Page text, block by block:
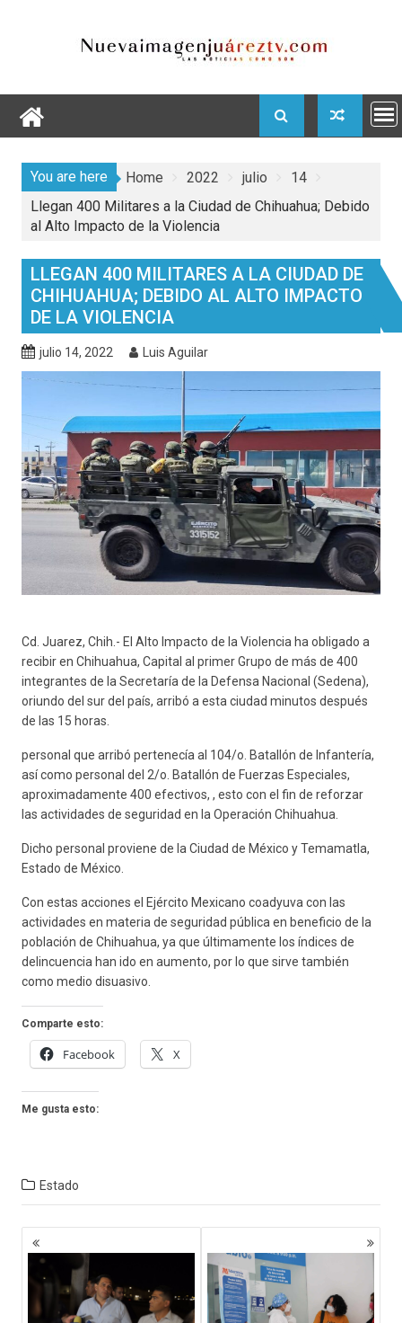
You are here Home 2022 julio
14
Llegan 400 Militares a la Ciudad de Chihuahua; Debido
al Alto Impacto de la Violencia
LLEGAN 400 MILITARES A LA CIUDAD DE
CHIHUAHUA; DEBIDO AL ALTO IMPACTO
DE LA VIOLENCIA
julio 14, 2022 Luis Aguilar
Cd. Juarez, Chih.- El Alto Impacto de la Violencia ha obligado a
recibir en Chihuahua, Capital al primer Grupo de más de 400
integrantes de la Secretaría de la Defensa Nacional (Sedena),
oriundo del sur del país, arribó a esta ciudad minutos después
de las 15 horas.
personal que arribó pertenecía al 104/o. Batallón de Infantería,
así como personal del 2/o. Batallón de Fuerzas Especiales,
aproximadamente 400 efectivos, , esto con el fin de reforzar
las actividades de seguridad en la Operación Chihuahua.
Dicho personal proviene de la Ciudad de México y Temamatla,
Estado de México.
Con estas acciones el Ejército Mexicano coadyuva con las
actividades en materia de seguridad pública en beneficio de la
población de Chihuahua, ya que últimamente los índices de
delincuencia han ido en aumento, por lo que sirve también
como medio disuasivo.
Comparte esto:
Facebook X
Me gusta esto:
Estado
Navegación
de
entradas